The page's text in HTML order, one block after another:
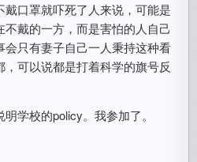
口罩就吓死了人来说，可能是
戴的一方，而是害怕的人自己
只有妻子自己一人秉持这种看
可以说都是打着科学的旗号反
学校的policy。我参加了。